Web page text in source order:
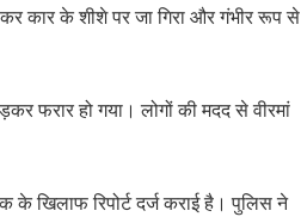
कार के शीशे पर जा गिरा और गंभीर रूप से
फरार हो गया। लोगों की मदद से वीरमां
के खिलाफ रिपोर्ट दर्ज कराई है। पुलिस ने